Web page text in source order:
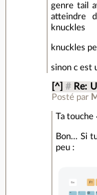
genre tail
atteindre
knuckles
knuckles
sinon c est
[^] # Re:
Posté par
Ta touche
Bon… Si
peu :